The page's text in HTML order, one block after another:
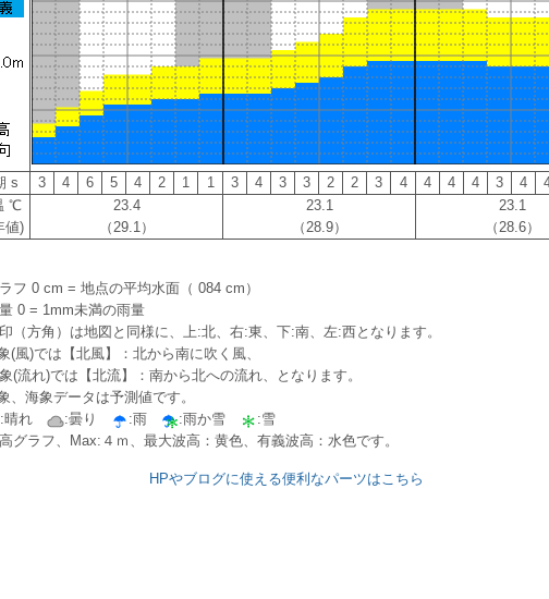
s 3 4 6 5 4 2 1 1 3 4 3 3 2 2 3 4 4 4 4 3 4
℃
値)
23.4
（29.1）
23.1
（28.9）
23.1
（28.6）
フ 0 cm = 地点の平均水面（ 084 cm）
0 = 1mm未満の雨量
（方角）は地図と同様に、上:北、右:東、下:南、左:西となります。
(風)では【北風】：北から南に吹く風、
流れ)では【北流】：南から北への流れ、となります。
、海象データは予測値です。
:晴れ :曇り :雨 :雨か雪
:雪
グラフ、Max:４ｍ、最大波高：黄色、有義波高：水色です。
HPやブログに使える便利なパーツはこちら